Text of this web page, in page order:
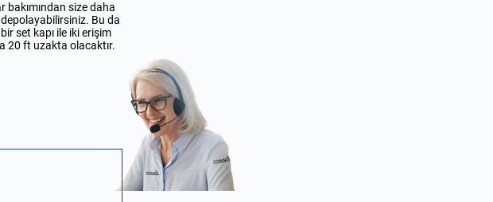
bakımından size daha
Bu da
set kapı ile iki erişim
20 ft uzakta olacaktır.